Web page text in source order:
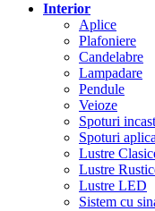
Interior
Aplice
Plafoniere
Candelabre
Lampadare
Pendule
Veioze
Spoturi
Spoturi
Lustre
Lustre
Lustre LED
Sistem cu